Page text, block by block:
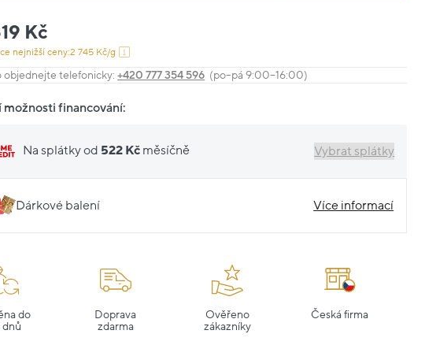
Kč
nejnižší ceny:2 745 Kč/g
objednejte telefonicky:+420 777 354 596 (po–pá 9:00–16:00)
možnosti financování:
Na splátky od 522 Kč měsíčně Vybrat splátky
Dárkové balení Více informací
do
Doprava
zdarma
Ověřeno
zákazníky
Česká firma